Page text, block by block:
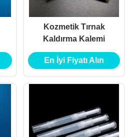
Kozmetik Tırnak
Kaldırma Kalemi
En İyi Fiyatı Alın